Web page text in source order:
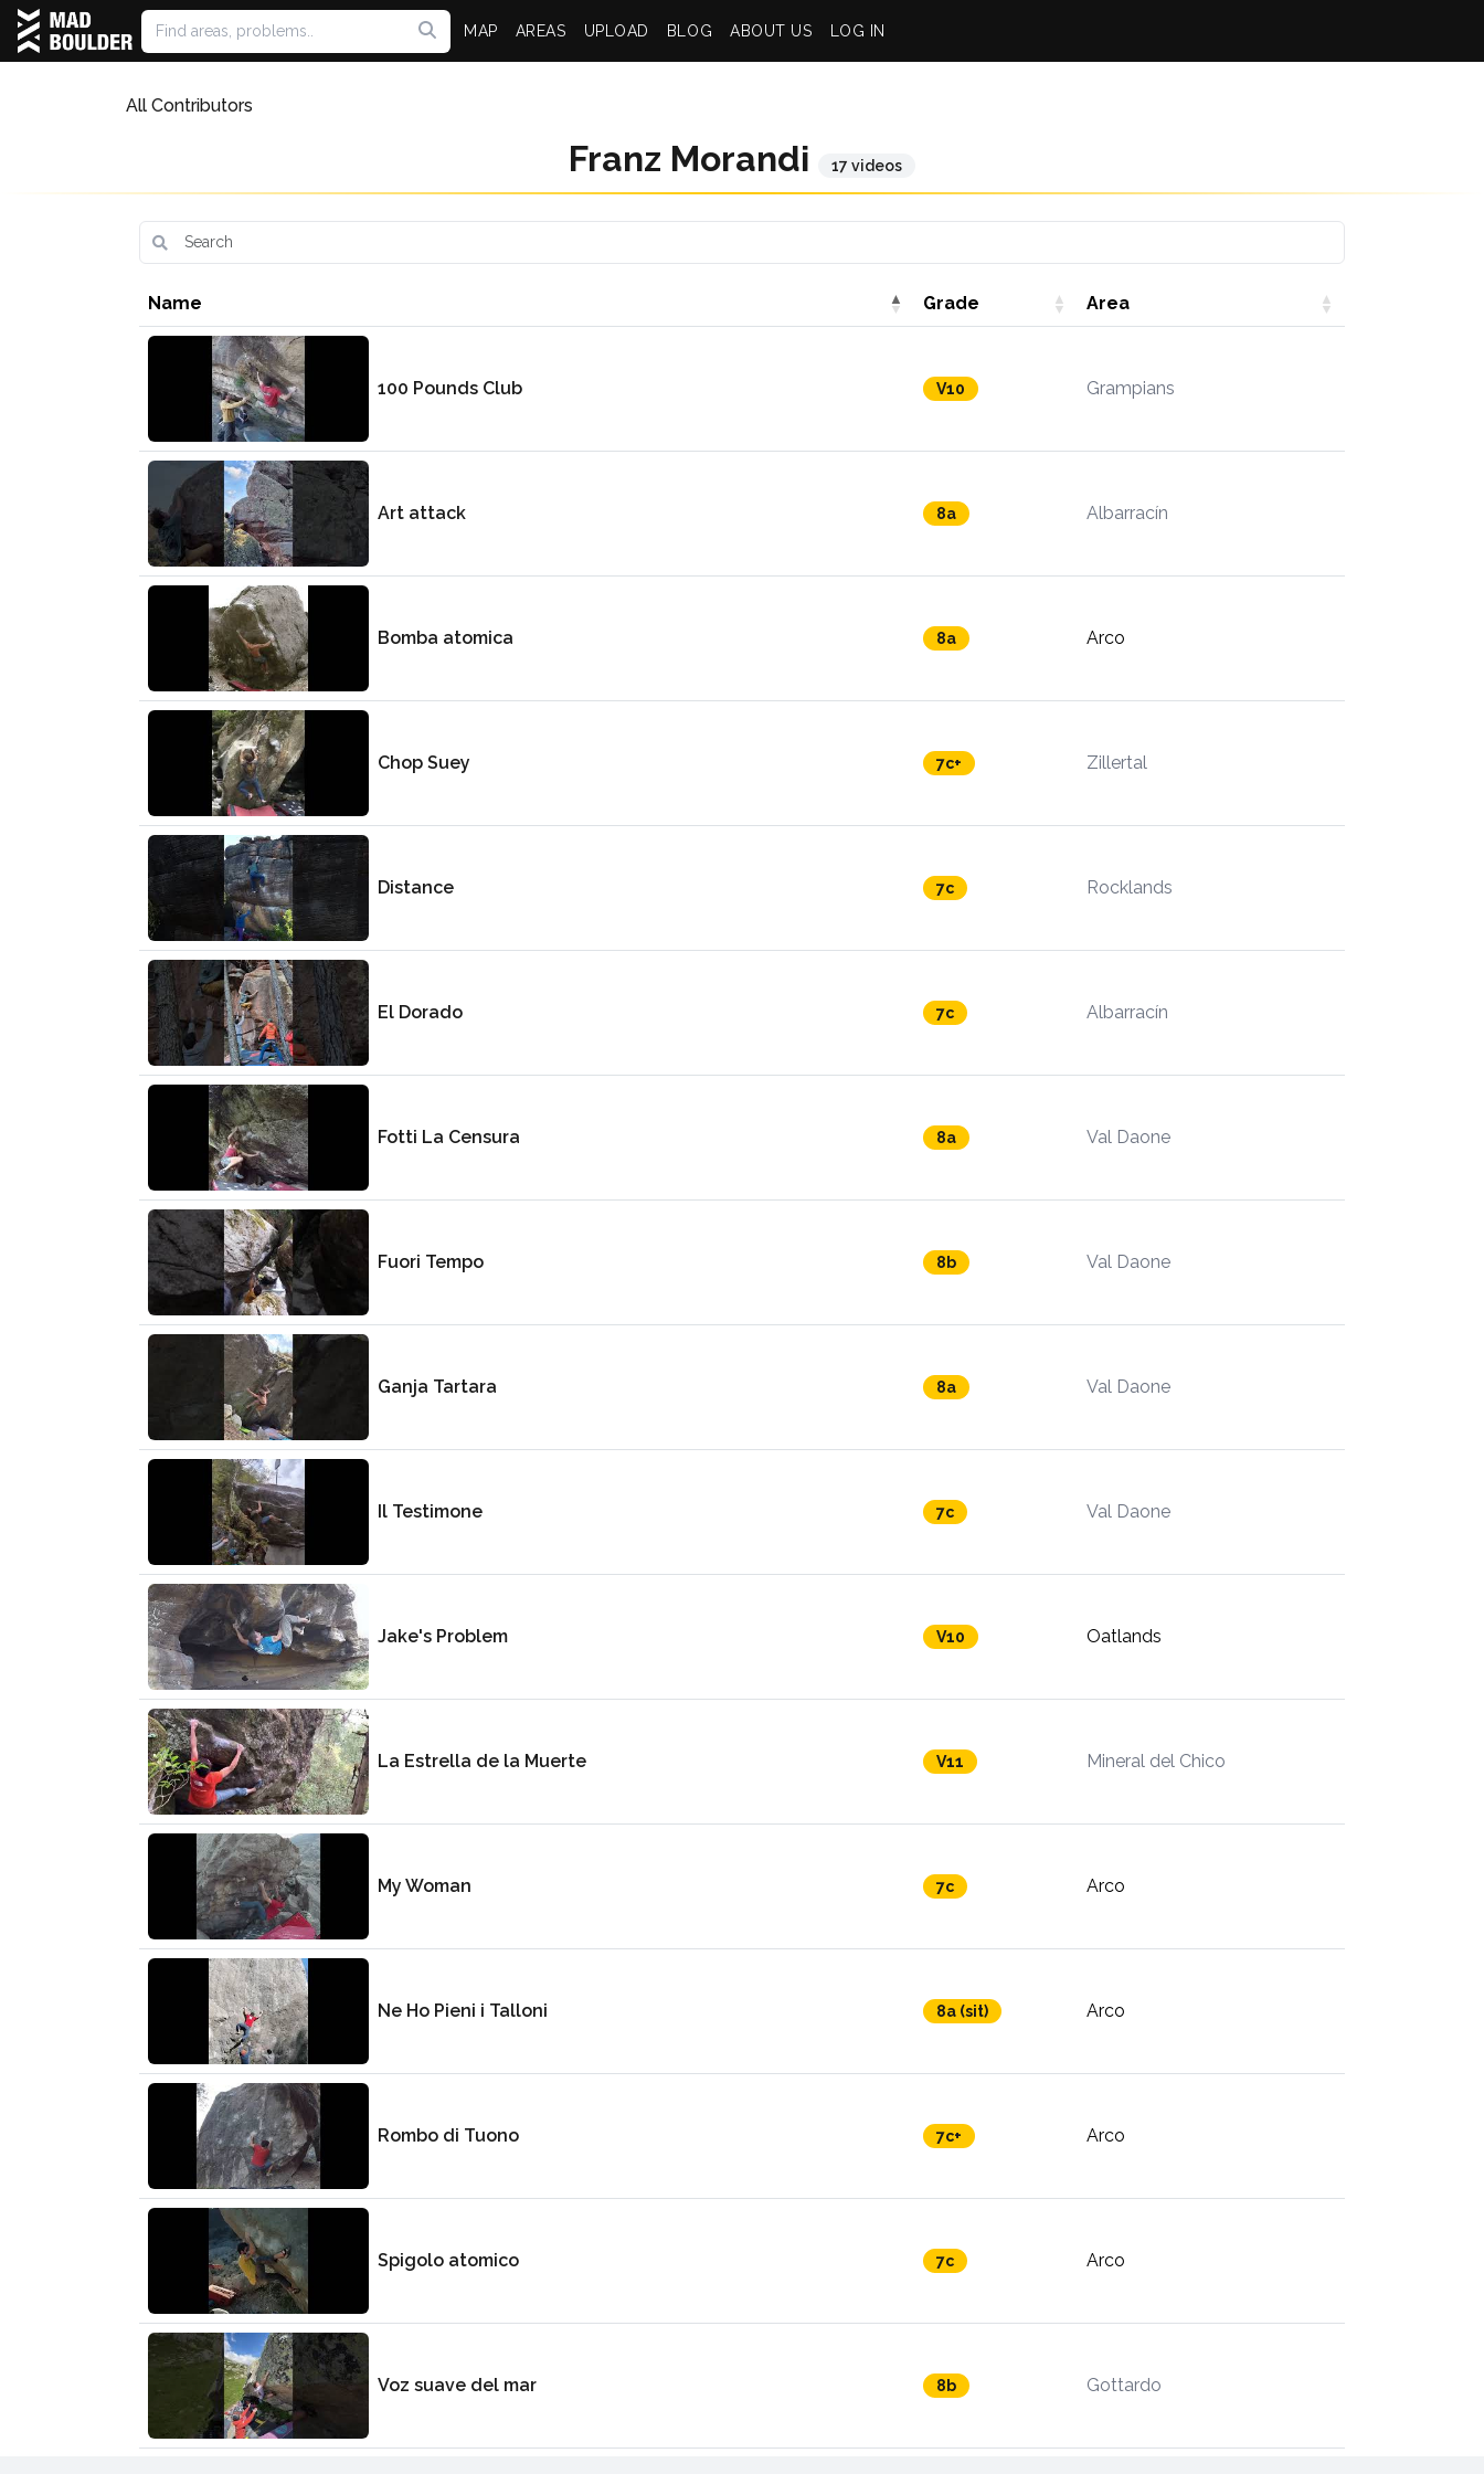
MAP AREAS UPLOAD BLOG ABOUT US LOG IN
All Contributors
Franz Morandi 17 videos
Name Grade Area
100 Pounds Club V10 Grampians
Art attack 8a Albarracín
Bomba atomica 8a Arco
Chop Suey 7c+ Zillertal
Distance 7c Rocklands
El Dorado 7c Albarracín
Fotti La Censura 8a Val Daone
Fuori Tempo 8b Val Daone
Ganja Tartara 8a Val Daone
Il Testimone 7c Val Daone
Jake's Problem V10 Oatlands
La Estrella de la Muerte V11 Mineral del Chico
My Woman 7c Arco
Ne Ho Pieni i Talloni 8a (sit) Arco
Rombo di Tuono 7c+ Arco
Spigolo atomico 7c Arco
Voz suave del mar 8b Gottardo